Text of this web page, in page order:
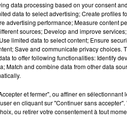
berger Malinois et Nougaro
formés à "l'odorologie".
avec la participation
data processing based on your consent
data to select advertising; Create profiles
advertising performance; Measure content
sources; Develop and improve
limited data to select content; Ensure
Save and communicate privacy choices.
to offer following functionalities: Identify
Match and combine data from other data
et fermer", ou affiner en
en cliquant sur "Continuer sans
ou retirer votre consentement à tout